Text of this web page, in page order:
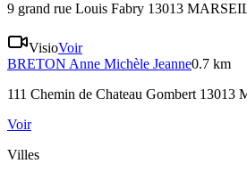
9 grand rue Louis Fabry 13013
VisioVoir
BRETON Anne Michèle Jeanne0.7 km
111 Chemin de Chateau Gombert 13013
Voir
Villes